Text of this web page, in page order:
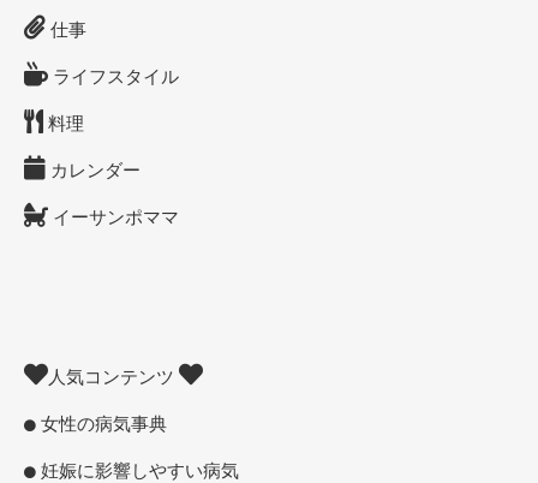
仕事
ライフスタイル
料理
カレンダー
イーサンポママ
人気コンテンツ
女性の病気事典
妊娠に影響しやすい病気